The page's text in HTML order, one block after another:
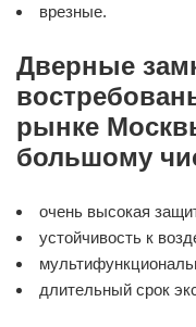
врезные.
Дверные
рынке
большому
очень высокая
устойчивость к
длительный срок